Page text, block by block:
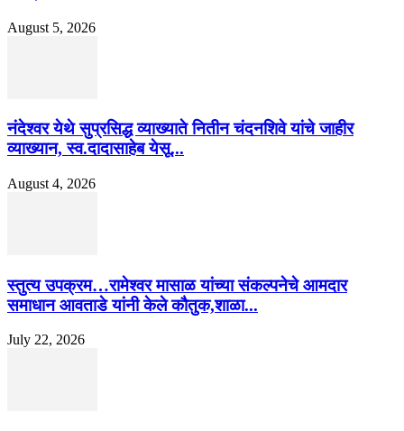
August 5, 2026
नंदेश्वर येथे सुप्रसिद्ध व्याख्याते नितीन चंदनशिवे यांचे जाहीर
व्याख्यान, स्व.दादासाहेब येसू...
August 4, 2026
स्तुत्य उपक्रम…रामेश्वर मासाळ यांच्या संकल्पनेचे आमदार
समाधान आवताडे यांनी केले कौतुक,शाळा...
July 22, 2026